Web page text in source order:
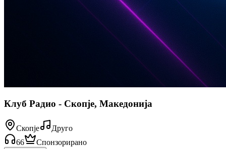
Клуб Радио - Скопје, Македонија
Скопје
Друго
66
Спонзорирано